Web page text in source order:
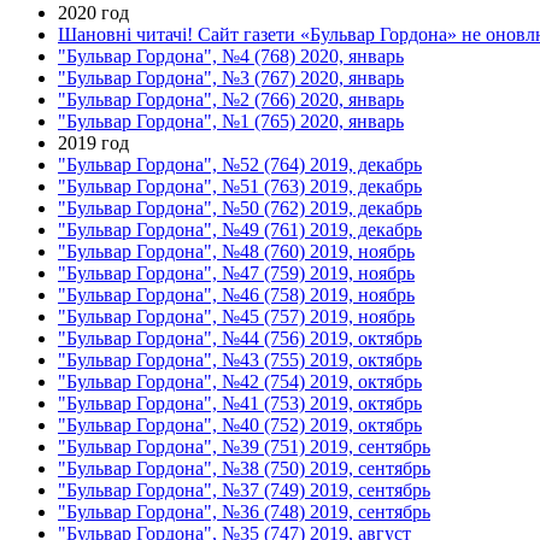
2020 год
Шановні читачі! Сайт газети «Бульвар Гордона» не
"Бульвар Гордона", №4 (768) 2020, январь
"Бульвар Гордона", №3 (767) 2020, январь
"Бульвар Гордона", №2 (766) 2020, январь
"Бульвар Гордона", №1 (765) 2020, январь
2019 год
"Бульвар Гордона", №52 (764) 2019, декабрь
"Бульвар Гордона", №51 (763) 2019, декабрь
"Бульвар Гордона", №50 (762) 2019, декабрь
"Бульвар Гордона", №49 (761) 2019, декабрь
"Бульвар Гордона", №48 (760) 2019, ноябрь
"Бульвар Гордона", №47 (759) 2019, ноябрь
"Бульвар Гордона", №46 (758) 2019, ноябрь
"Бульвар Гордона", №45 (757) 2019, ноябрь
"Бульвар Гордона", №44 (756) 2019, октябрь
"Бульвар Гордона", №43 (755) 2019, октябрь
"Бульвар Гордона", №42 (754) 2019, октябрь
"Бульвар Гордона", №41 (753) 2019, октябрь
"Бульвар Гордона", №40 (752) 2019, октябрь
"Бульвар Гордона", №39 (751) 2019, сентябрь
"Бульвар Гордона", №38 (750) 2019, сентябрь
"Бульвар Гордона", №37 (749) 2019, сентябрь
"Бульвар Гордона", №36 (748) 2019, сентябрь
"Бульвар Гордона", №35 (747) 2019, август